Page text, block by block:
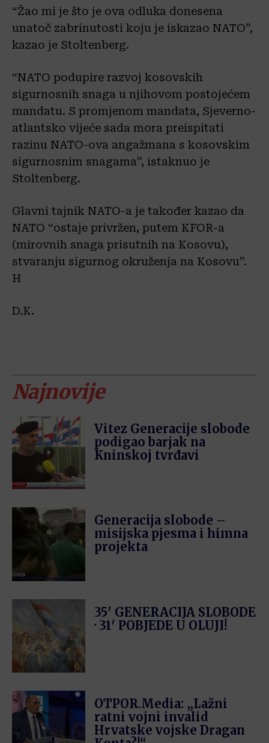
“Žao mi je što je ova odluka donesena
unatoč zabrinutosti koju je iskazao NATO”,
kazao je Stoltenberg.
“NATO podupire razvoj kosovskih
sigurnosnih snaga u njihovom postojećem
mandatu. S promjenom mandata, Sjeverno-
atlantsko vijeće sada mora preispitati
razinu NATO-ova angažmana s kosovskim
sigurnosnim snagama”, istaknuo je
Stoltenberg.
Glavni tajnik NATO-a je također kazao da
NATO “ostaje privržen, putem KFOR-a
(mirovnih snaga prisutnih na Kosovu),
stvaranju sigurnog okruženja na Kosovu”.
H
D.K.
Najnovije
Vitez Generacije slobode
podigao barjak na
Kninskoj tvrđavi
Generacija slobode –
misijska pjesma i himna
projekta
35′ GENERACIJA SLOBODE
· 31′ POBJEDE U OLUJI!
OTPOR.Media: „Lažni
ratni vojni invalid
Hrvatske vojske Dragan